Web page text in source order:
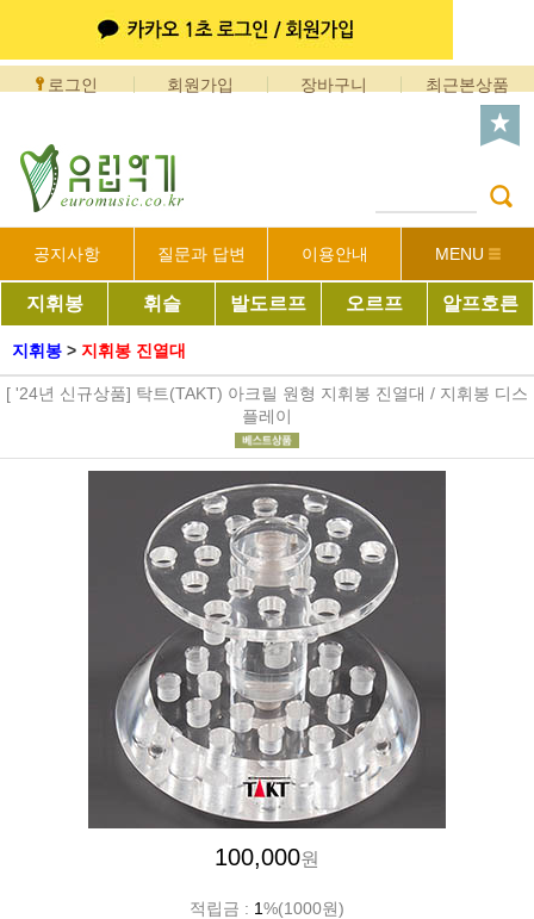
로그인 회원가입 장바구니 최근본상품
공지사항 질문과 답변 이용안내 MENU
지휘봉 휘슬 발도르프 오르프 알프호른
지휘봉 > 지휘봉 진열대
[ '24년 신규상품] 탁트(TAKT) 아크릴 원형 지휘봉 진열대 / 지휘봉 디스
플레이
100,000원
적립금 : 1%(1000원)